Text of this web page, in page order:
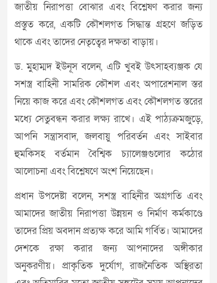
জাতীয় নিরাপত্তা বোঝার এবং বিশ্লেষণ করার জন্য
প্রস্তুত করে, একটি কৌশলগত সিদ্ধান্ত গ্রহণে জড়িত
থাকে এবং তাদের নেতৃত্বের দক্ষতা বাড়ায়।
ড. মুহাম্মদ ইউনূস বলেন, এটি খুবই উৎসাহব্যঞ্জক যে
সশস্ত্র বাহিনী সামরিক কৌশল এবং অপারেশনাল স্তর
নিয়ে কাজ করে এবং কৌশলগত এবং কৌশলগত স্তরের
মধ্যে সেতুবন্ধন করার লক্ষ্য রাখে। এই পাঠ্যক্রমজুড়ে,
আপনি সন্ত্রাসবাদ, জলবায়ু পরিবর্তন এবং সাইবার
হুমকিসহ বর্তমান বৈশ্বিক চ্যালেঞ্জগুলোর কঠোর
আলোচনা এবং বিশ্লেষণে অংশ নিয়েছেন।
প্রধান উপদেষ্টা বলেন, সশস্ত্র বাহিনীর অগ্রগতি এবং
আমাদের জাতীয় নিরাপত্তা উন্নয়ন ও নির্মাণ কর্মকাণ্ডে
তাদের প্রিয় অবদান প্রত্যক্ষ করে আমি গর্বিত। আমাদের
দেশকে রক্ষা করার জন্য আপনাদের অঙ্গীকার
অনুকরণীয়। প্রাকৃতিক দুর্যোগ, রাজনৈতিক অস্থিরতা